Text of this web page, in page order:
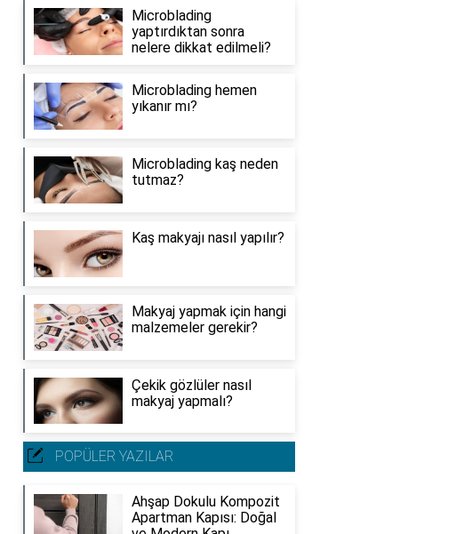
Microblading
yaptırdıktan sonra
nelere dikkat edilmeli?
Microblading hemen
yıkanır mı?
Microblading kaş neden
tutmaz?
Kaş makyajı nasıl yapılır?
Makyaj yapmak için hangi
malzemeler gerekir?
Çekik gözlüler nasıl
makyaj yapmalı?
POPÜLER YAZILAR
Ahşap Dokulu Kompozit
Apartman Kapısı: Doğal